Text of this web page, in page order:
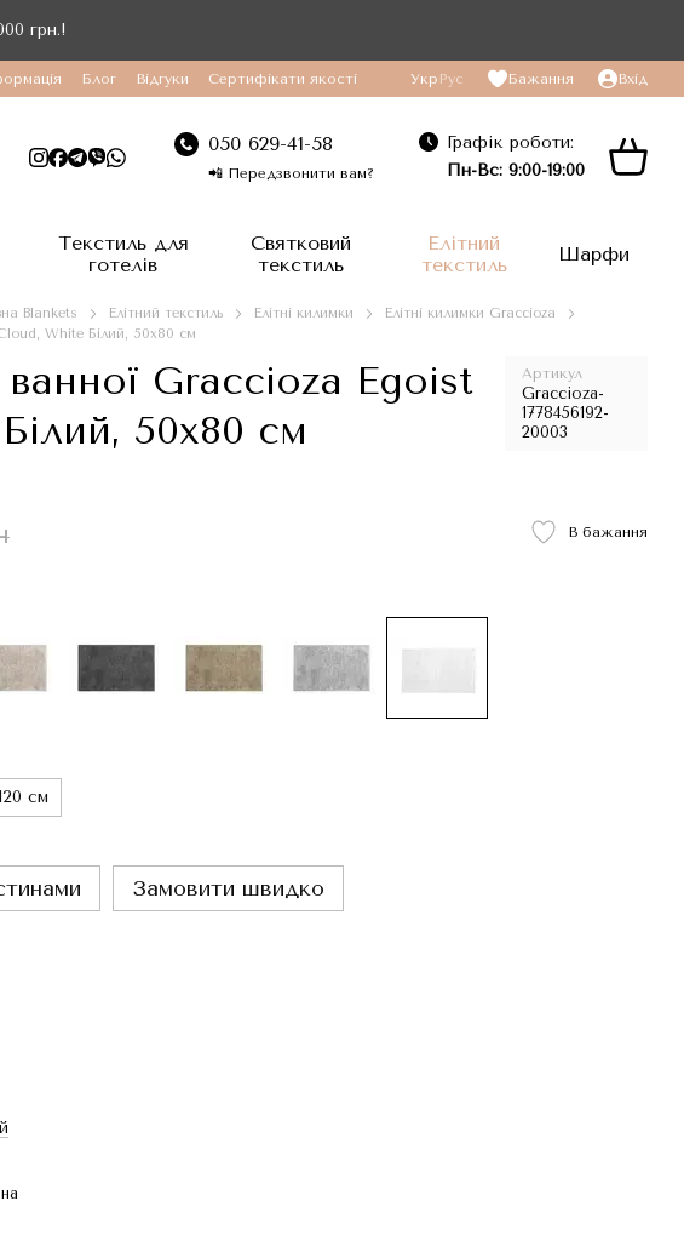
грн.!
Блог Відгуки Сертифікати якості Укр Рус Бажання Вхід
050 629-41-58
📲 Передзвонити вам?
Графік роботи:
Пн-Вс: 9:00-19:00
Текстиль для
готелів
Святковий
текстиль
Елітний
текстиль
Шарфи
Blankets Елітний текстиль Елітні килимки
Елітні килимки Graccioza
White Білий, 50x80 см
Graccioza Egoist
50x80 см
Артикул
Graccioza-
1778456192-
20003
В бажання
см
Замовити швидко